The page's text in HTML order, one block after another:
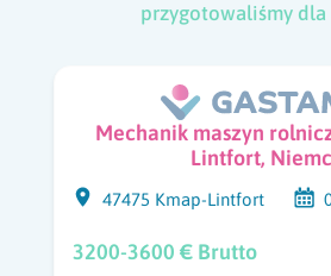
przygotowaliśmy dla
Mechanik maszyn
Lintfort,
47475 Kmap-Lintfort
3200-3600 € Brutto